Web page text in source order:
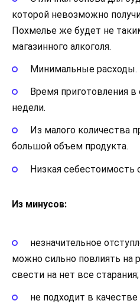
которой невозможно
Похмелье же будет не
магазинного алкоголя.
Минимальные расходы.
Время приготовления
недели.
Из малого количества
большой объем продукта.
Низкая себестоимость
Из минусов:
незначительное
можно сильно повлиять на
свести на нет все старания;
не подходит в